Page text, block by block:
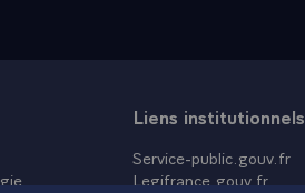
Liens institutionnels
Service-public.gouv.fr
Legifrance.gouv.fr